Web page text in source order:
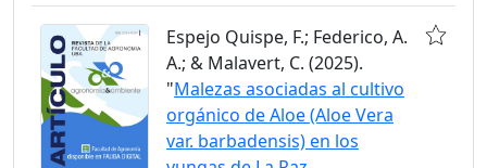
Espejo Quispe, F.; Federico, A.
A.; & Malavert, C. (2025).
"Malezas asociadas al cultivo
orgánico de Aloe (Aloe Vera
var. barbadensis) en los